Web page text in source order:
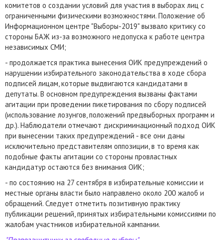
комитетов о создании условий для участия в выборах лиц с
ограниченными физическими возможностями. Положение об
Информационном центре "Выборы-2019" вызвало критику со
стороны БАЖ из-за возможного недопуска к работе центра
независимых СМИ;
- продолжается практика вынесения ОИК предупреждений о
нарушении избирательного законодательства в ходе сбора
подписей лицам, которые выдвигаются кандидатами в
депутаты. В основном предупреждения вызваны фактами
агитации при проведении пикетирования по сбору подписей
(использование лозунгов, положений предвыборных программ и
др.). Наблюдатели отмечают дискриминационный подход ОИК
при вынесении таких предупреждений - все они даны
исключительно представителям оппозиции, в то время как
подобные факты агитации со стороны провластных
кандидатур остаются без внимания ОИК;
- по состоянию на 27 сентября в избирательные комиссии и
местные органы власти было направлено около 200 жалоб и
обращений. Следует отметить позитивную практику
публикации решений, принятых избирательными комиссиями по
жалобам участников избирательной кампании.